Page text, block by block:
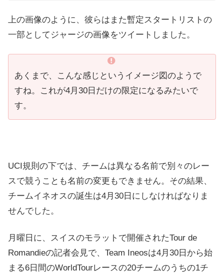
上の画像のように、彼らはまた暫定スタートリストの
一部としてジャージの画像をツイートしました。
あくまで、こんな感じというイメージ図のようで
すね。これが4月30日だけの限定になるみたいで
す。
UCI規則の下では、チームは異なる名前で別々のレー
スで競うことも名前の変更もできません。その結果、
チームイネオスの誕生は4月30日にしなければなりま
せんでした。
月曜日に、スイスのモラットで開催されたTour de
Romandieの記者会見で、Team Ineosは4月30日から始
まる6日間のWorldTourレースの20チームのうちの1チ